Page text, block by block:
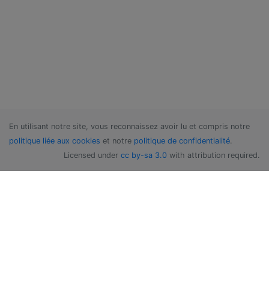
En utilisant notre site, vous reconnaissez avoir lu et compris notre
politique liée aux cookies et notre politique de confidentialité.
Licensed under cc by-sa 3.0 with attribution required.